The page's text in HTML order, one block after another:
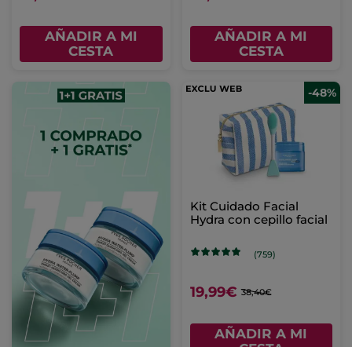
AÑADIR A MI
CESTA
AÑADIR A MI
CESTA
-48%
Kit Cuidado Facial
Hydra con cepillo facial
(759)
19,99€ 38,40€
AÑADIR A MI